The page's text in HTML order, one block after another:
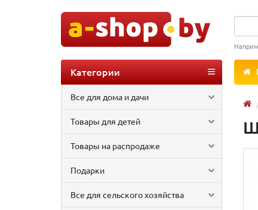
Категории
Все для дома и дачи
Товары для детей
Товары на распродаже
Подарки
Все для сельского хозяйства